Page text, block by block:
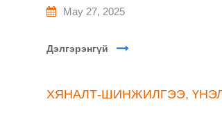
May 27, 2025
Дэлгэрэнгүй
ХЯНАЛТ-ШИНЖИЛГЭЭ,